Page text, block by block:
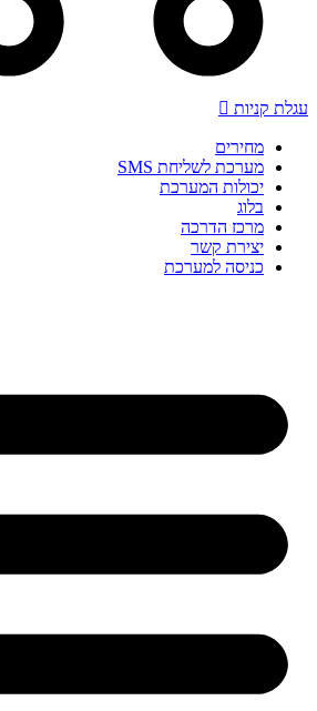
עגלת קניות
מחירים
מערכת לשליחת SMS
יכולות המערכת
בלוג
מרכז הדרכה
יצירת קשר
כניסה למערכת